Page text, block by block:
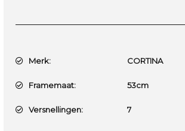
Merk: CORTINA
Framemaat: 53cm
Versnellingen: 7